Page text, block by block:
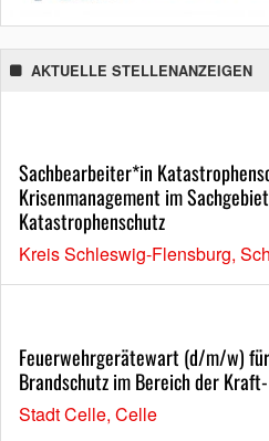
AKTUELLE STELLENANZEIGEN
Sachbearbeiter*in
Krisenmanagement im
Katastrophenschutz
Kreis Schleswig-Flensburg,
Feuerwehrgerätewart (d/m/w)
Brandschutz im Bereich der
Stadt Celle, Celle